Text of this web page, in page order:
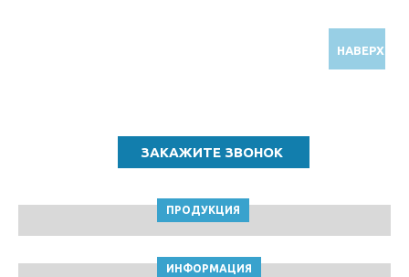
НАВЕРХ
ПРОДУКЦИЯ
ИНФОРМАЦИЯ